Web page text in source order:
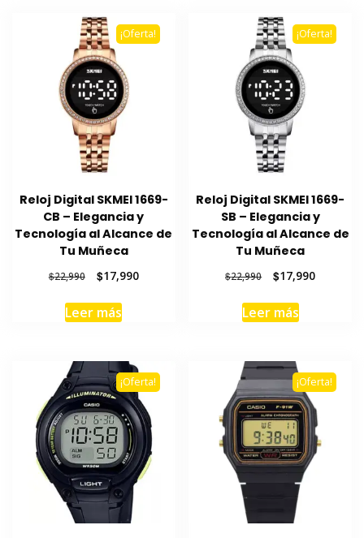
¡Oferta!
Reloj Digital SKMEI 1669-
CB – Elegancia y
Tecnología al Alcance de
Tu Muñeca
$22,990
original
era:
$17,990El
Leer más
¡Oferta!
Reloj Digital SKMEI 1669-
SB – Elegancia y
Tecnología al Alcance de
Tu Muñeca
$22,990
El
original
era:
$17,990El
Leer más
¡Oferta! ¡Oferta!